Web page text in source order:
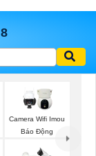
Camera Wifi Imou
Báo Động